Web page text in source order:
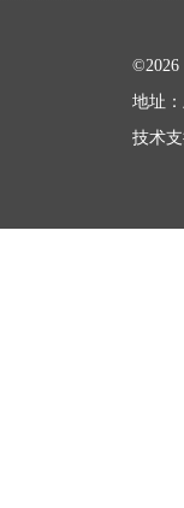
地址
技术